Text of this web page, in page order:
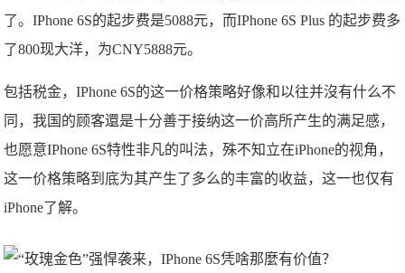
了。IPhone 6S的起步费是5088元，而IPhone 6S Plus 的起步费多
了800现大洋，为CNY5888元。
包括税金，IPhone 6S的这一价格策略好像和以往并沒有什么不
同，我国的顾客還是十分善于接纳这一价高所产生的满足感，
也愿意IPhone 6S特性非凡的叫法，殊不知立在iPhone的视角，
这一价格策略到底为其产生了多么的丰富的收益，这一也仅有
iPhone了解。